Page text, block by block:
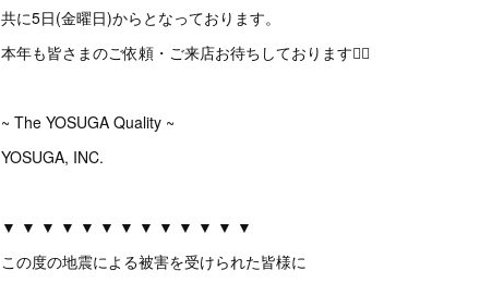
共に5日(金曜日)からとなっております。
本年も皆さまのご依頼・ご来店お待ちしております🙇‍♂️
~ The YOSUGA Quality ~
YOSUGA, INC.
▼ ▼ ▼ ▼ ▼ ▼ ▼ ▼ ▼ ▼ ▼ ▼ ▼
この度の地震による被害を受けられた皆様に